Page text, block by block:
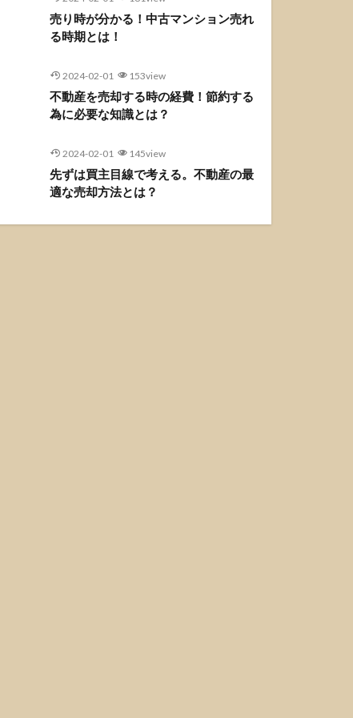
売り時が分かる！中古マンション売れ
る時期とは！
2024-02-01 153view
不動産を売却する時の経費！節約する
為に必要な知識とは？
2024-02-01 145view
先ずは買主目線で考える。不動産の最
適な売却方法とは？